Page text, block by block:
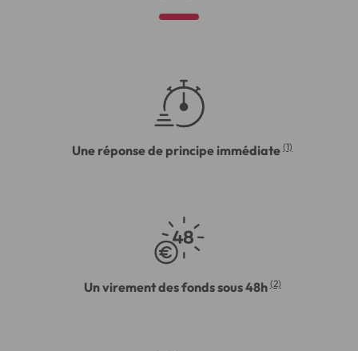
Une réponse de principe immédiate (1)
Un virement des fonds sous 48h (2)